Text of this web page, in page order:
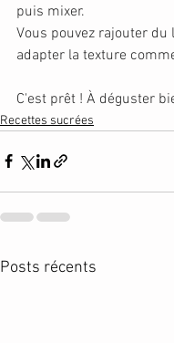
puis mixer.
Vous pouvez rajouter du
adapter la texture
C'est prêt ! À déguster
Recettes sucrées
Posts récents